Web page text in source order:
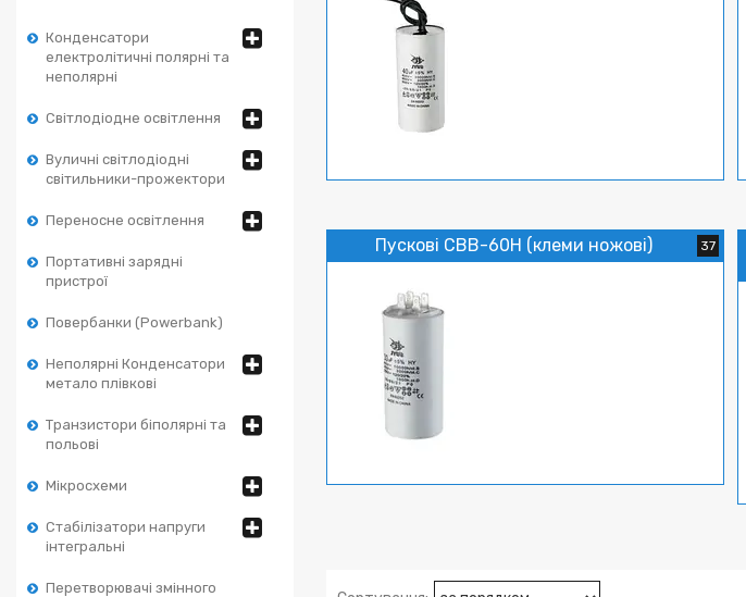
Конденсатори
електролітичні полярні та
неполярні
Світлодіодне освітлення
Вуличні світлодіодні
світильники-прожектори
Переносне освітлення
Портативні зарядні
пристрої
Повербанки (Powerbank)
Неполярні Конденсатори
метало плівкові
Транзистори біполярні та
польові
Мікросхеми
Стабілізатори напруги
інтегральні
Перетворювачі змінного
Пускові CBB-60H (клеми ножові) 37